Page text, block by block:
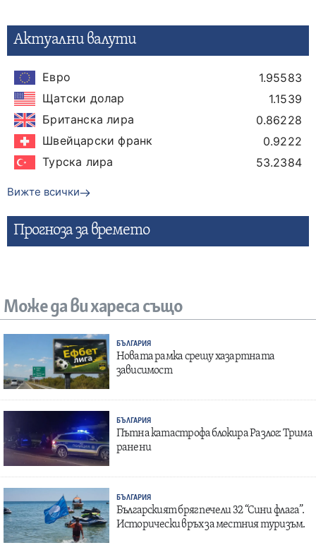
Актуални валути
Евро
1.95583
Щатски долар
1.1539
Британска лира
0.86228
Швейцарски франк
0.9222
Турска лира
53.2384
Вижте всички
Прогнозa за времето
Може да ви хареса също
БЪЛГАРИЯ
Новата рамка срещу хазартната
зависимост
БЪЛГАРИЯ
Пътна катастрофа блокира Разлог: Трима
ранени
БЪЛГАРИЯ
Българският бряг печели 32 “Сини флага”.
Исторически връх за местния туризъм.